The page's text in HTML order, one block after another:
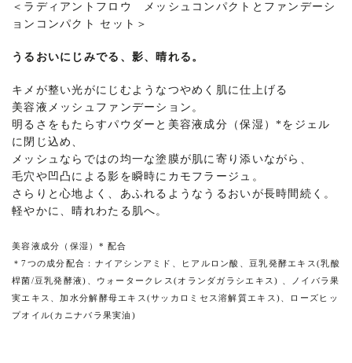
＜ラディアントフロウ メッシュコンパクトとファンデーシ
ョンコンパクト セット＞
うるおいにじみでる、影、晴れる。
キメが整い光がにじむようなつやめく肌に仕上げる
美容液メッシュファンデーション。
明るさをもたらすパウダーと美容液成分（保湿）*をジェル
に閉じ込め、
メッシュならではの均一な塗膜が肌に寄り添いながら、
毛穴や凹凸による影を瞬時にカモフラージュ。
さらりと心地よく、あふれるようなうるおいが長時間続く。
軽やかに、晴れわたる肌へ。
美容液成分（保湿）* 配合
＊7つの成分配合：ナイアシンアミド、ヒアルロン酸、豆乳発酵エキス(乳酸
桿菌/豆乳発酵液)、ウォータークレス(オランダガラシエキス) 、ノイバラ果
実エキス、加水分解酵母エキス(サッカロミセス溶解質エキス)、ローズヒッ
プオイル(カニナバラ果実油)